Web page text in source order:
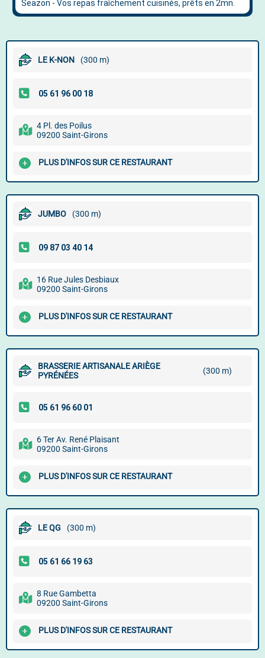
LE K-NON (300 m)
4 Pl. des Poilus
09200 Saint-Girons
PLUS D'INFOS SUR CE RESTAURANT
JUMBO (300 m)
16 Rue Jules Desbiaux
09200 Saint-Girons
PLUS D'INFOS SUR CE RESTAURANT
BRASSERIE ARTISANALE ARIÈGE
PYRÉNÉES
(300 m)
6 Ter Av. René Plaisant
09200 Saint-Girons
PLUS D'INFOS SUR CE RESTAURANT
LE QG (300 m)
8 Rue Gambetta
09200 Saint-Girons
PLUS D'INFOS SUR CE RESTAURANT